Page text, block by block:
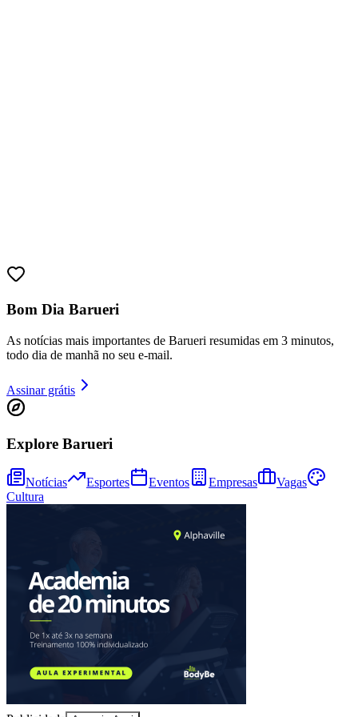
Bragantino
Bom Dia Barueri
As notícias mais importantes de Barueri resumidas em 3 minutos,
todo dia de manhã no seu e-mail.
Assinar grátis
Explore Barueri
Notícias Esportes Eventos Empresas
Vagas
Cultura